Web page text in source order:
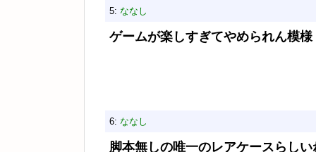
5: ななし
ゲームが楽しすぎてやめられん模様
6: ななし
脚本無しの唯一のレアケースらしい